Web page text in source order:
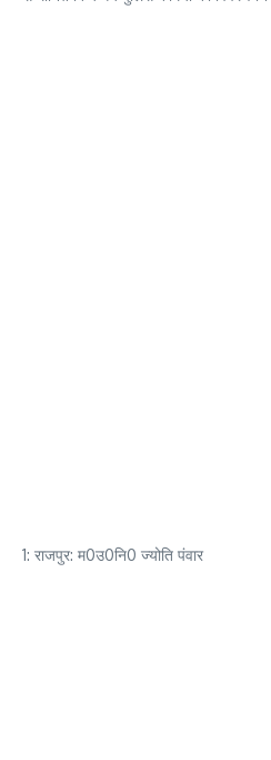
1: राजपुर: म0उ0नि0 ज्योति पंवार